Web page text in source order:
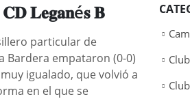
𝐂𝐃 𝐋𝐞𝐠𝐚𝐧é𝐬 𝐁
particular de
Bardera empataron (0-0)
igualado, que volvió a
en el que se
Club